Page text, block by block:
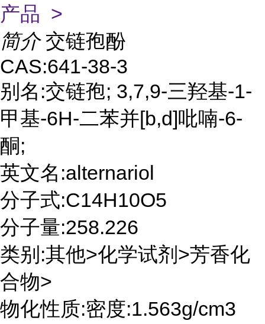
产品 >
简介 交链孢酚
CAS:641-38-3
别名:交链孢; 3,7,9-三羟基-1-
甲基-6H-二苯并[b,d]吡喃-6-
酮;
英文名:alternariol
分子式:C14H10O5
分子量:258.226
类别:其他>化学试剂>芳香化
合物>
物化性质:密度:1.563g/cm3